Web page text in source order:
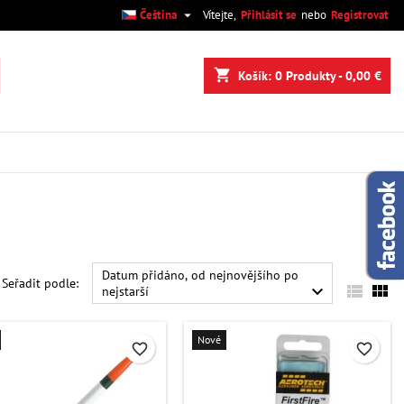
Vítejte, Přihlásit se nebo Registrovat
Čeština 
shopping_cart Košík: 0 Produkty - 0,00 €
Seřadit podle:
Datum přidáno, od nejnovějšího po
nejstarší
  
favorite_border
Nové
favorite_border